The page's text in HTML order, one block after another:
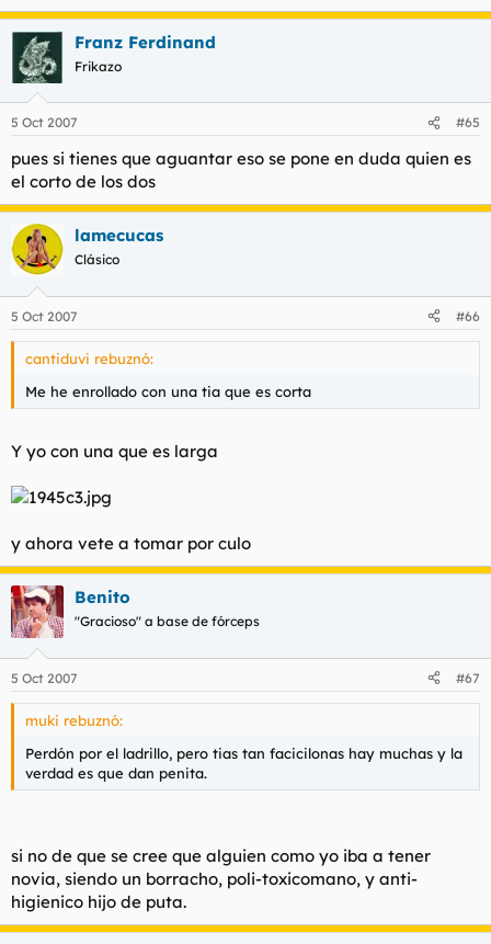
Franz Ferdinand
Frikazo
5 Oct 2007 #65
pues si tienes que aguantar eso se pone en duda quien es
el corto de los dos
lamecucas
Clásico
5 Oct 2007 #66
cantiduvi rebuznó:
Me he enrollado con una tia que es corta
Y yo con una que es larga
y ahora vete a tomar por culo
Benito
"Gracioso" a base de fórceps
5 Oct 2007 #67
muki rebuznó:
Perdón por el ladrillo, pero tias tan facicilonas hay muchas y la
verdad es que dan penita.
si no de que se cree que alguien como yo iba a tener
novia, siendo un borracho, poli-toxicomano, y anti-
higienico hijo de puta.